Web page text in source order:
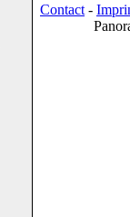
Contact -